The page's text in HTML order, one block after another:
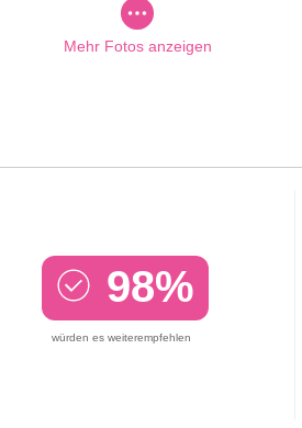
Mehr Fotos anzeigen
98%
würden es weiterempfehlen